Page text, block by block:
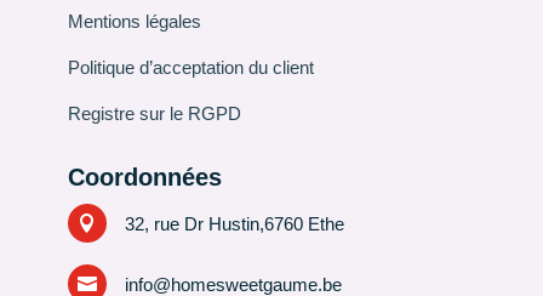
Mentions légales
Politique d’acceptation du client
Registre sur le RGPD
Coordonnées
 32, rue Dr Hustin,6760 Ethe
 info@homesweetgaume.be